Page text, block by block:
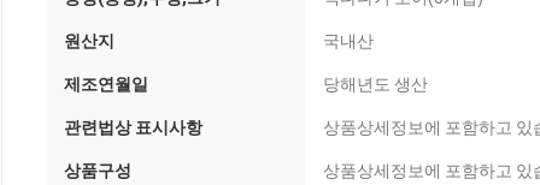
원산지 국내산
제조연월일 당해년도 생산
관련법상 표시사항 상품상세정보에 포함하고 있
상품구성 상품상세정보에 포함하고 있